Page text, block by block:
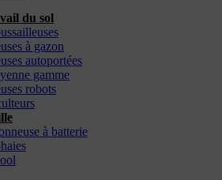
du sol
à gazon
autoportées
gamme
robots
à batterie